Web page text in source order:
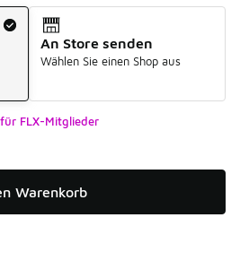
An Store senden
Wählen Sie einen Shop aus
FLX-Mitglieder
Warenkorb